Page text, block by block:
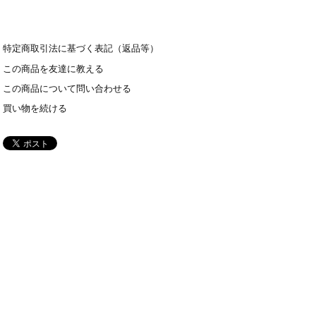
特定商取引法に基づく表記（返品等）
この商品を友達に教える
この商品について問い合わせる
買い物を続ける